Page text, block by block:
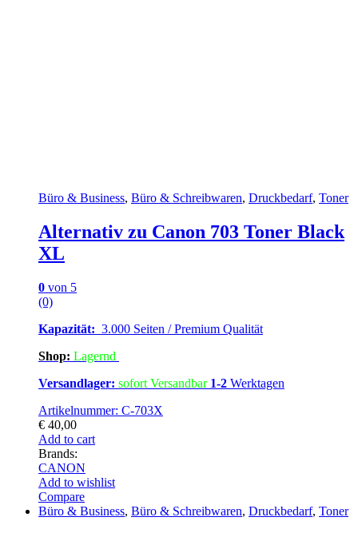
Büro & Business, Büro & Schreibwaren, Druckbedarf, Toner
Alternativ zu Canon 703 Toner Black
XL
0 von 5
(0)
Kapazität: 3.000 Seiten / Premium Qualität
Shop: Lagernd
Versandlager: sofort Versandbar 1-2 Werktagen
Artikelnummer: C-703X
€ 40,00
Add to cart
Brands:
CANON
Add to wishlist
Compare
Büro & Business, Büro & Schreibwaren, Druckbedarf, Toner